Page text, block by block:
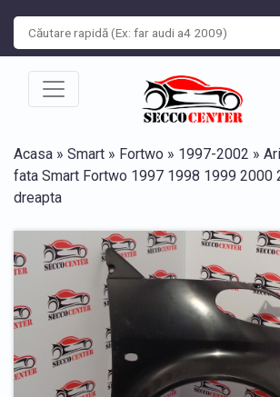
Acasa » Smart » Fortwo » 1997-2002 »
fata Smart Fortwo 1997 1998 1999 2000
dreapta